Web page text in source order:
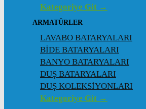
Kategoriye Git →
ARMATÜRLER
LAVABO BATARYALARI
BİDE BATARYALARI
BANYO BATARYALARI
DUŞ BATARYALARI
DUŞ KOLEKSİYONLARI
Kategoriye Git →